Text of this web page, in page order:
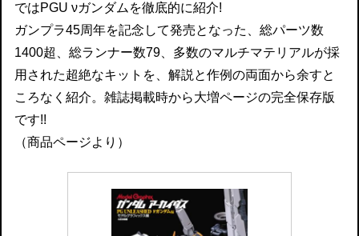
ではPGU νガンダムを徹底的に紹介!
ガンプラ45周年を記念して発売となった、総パーツ数
1400超、総ランナー数79、多数のマルチマテリアルが採
用された超絶なキットを、解説と作例の両面から余すと
ころなく紹介。雑誌掲載時から大増ページの完全保存版
です!!
（商品ページより）